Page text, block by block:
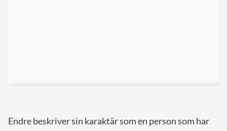
Endre beskriver sin karaktär som en person som har